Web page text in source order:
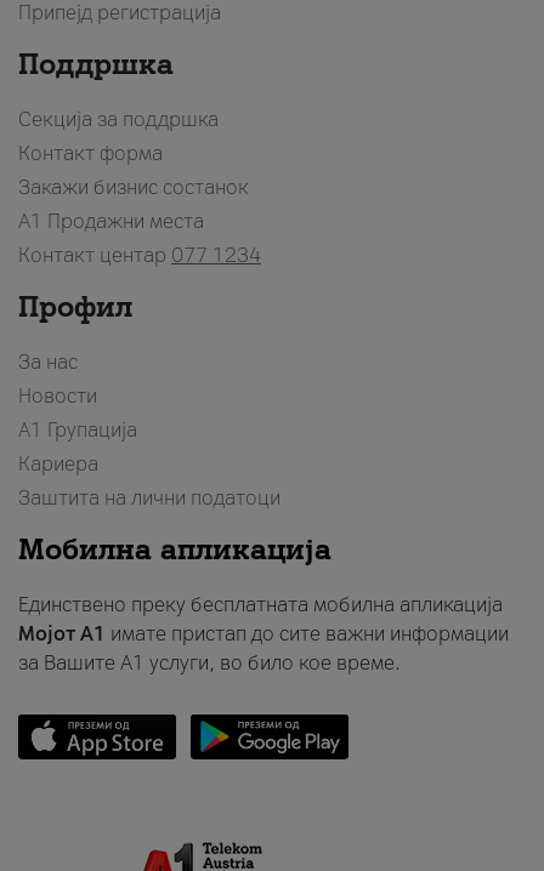
Припејд регистрација
Поддршка
Секција за поддршка
Контакт форма
Закажи бизнис состанок
A1 Продажни места
Контакт центар 077 1234
Профил
За нас
Новости
А1 Групација
Кариера
Заштита на лични податоци
Мобилна апликација
Единствено преку бесплатната мобилна апликација
Мојот A1 имате пристап до сите важни информации
за Вашите A1 услуги, во било кое време.